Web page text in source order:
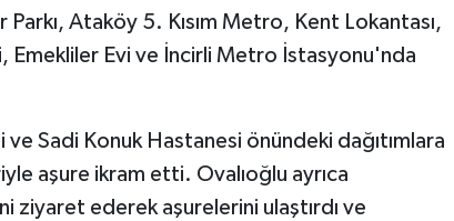
Ataköy 5. Kısım Metro, Kent Lokantası,
Emekliler Evi ve İncirli Metro İstasyonu'nda
ve Sadi Konuk Hastanesi önündeki dağıtımlara
aşure ikram etti. Ovalıoğlu ayrıca
ziyaret ederek aşurelerini ulaştırdı ve